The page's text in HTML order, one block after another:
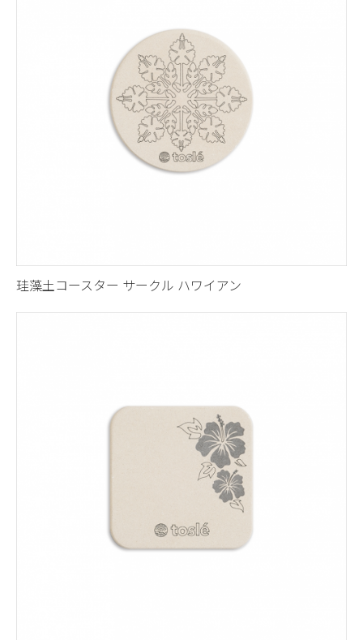
珪藻土コースター サークル ハワイアン